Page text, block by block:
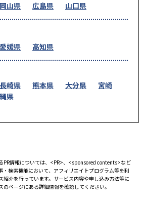
岡山県 広島県 山口県
愛媛県 高知県
長崎県 熊本県 大分県
宮崎
県
PR情報については、<PR>、<sponsored contents>など
・検索機能において、アフィリエイトプログラム等を利
紹介を行っています。サービス内容や申し込み方法等に
ページにある詳細情報を確認してください。